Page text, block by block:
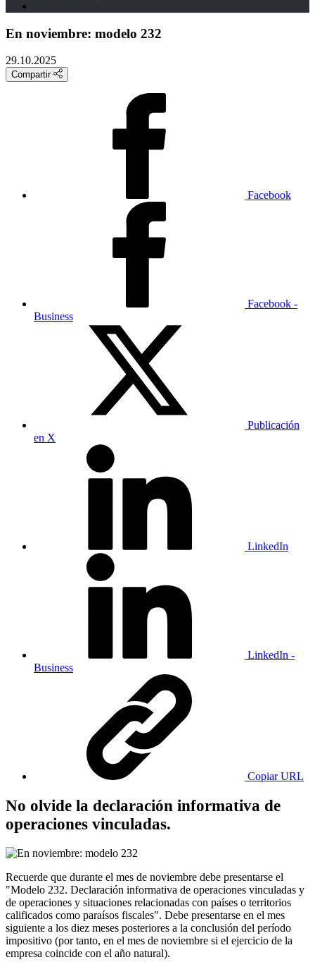
En noviembre: modelo 232
29.10.2025
Compartir
Facebook
Facebook -
Business
Publicación
en X
LinkedIn
LinkedIn -
Business
Copiar URL
No olvide la declaración informativa de
operaciones vinculadas.
Recuerde que durante el mes de noviembre debe presentarse el
"Modelo 232. Declaración informativa de operaciones vinculadas y
de operaciones y situaciones relacionadas con países o territorios
calificados como paraísos fiscales". Debe presentarse en el mes
siguiente a los diez meses posteriores a la conclusión del período
impositivo (por tanto, en el mes de noviembre si el ejercicio de la
empresa coincide con el año natural).